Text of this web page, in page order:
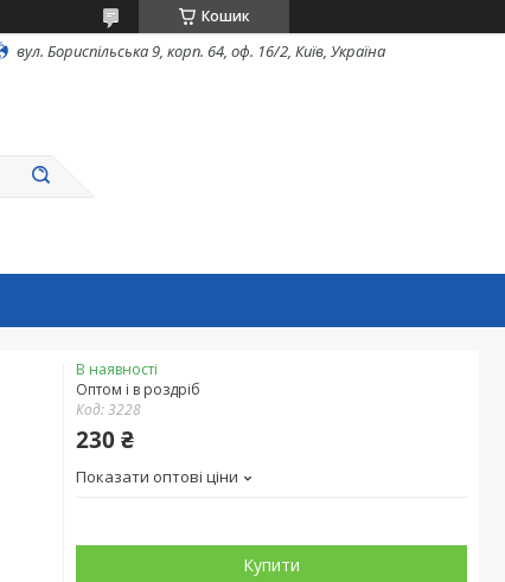
Кошик
вул. Бориспільська 9, корп. 64, оф. 16/2, Київ, Україна
В наявності
Оптом і в роздріб
Код:3228
230 ₴
Показати оптові ціни
Купити